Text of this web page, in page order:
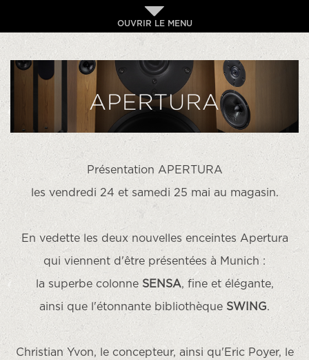
OUVRIR LE MENU
Présentation APERTURA
les vendredi 24 et samedi 25 mai au magasin.
En vedette les deux nouvelles enceintes Apertura
qui viennent d'être présentées à Munich :
la superbe colonne SENSA, fine et élégante,
ainsi que l'étonnante bibliothèque SWING.
Christian Yvon, le concepteur, ainsi qu'Eric Poyer, le